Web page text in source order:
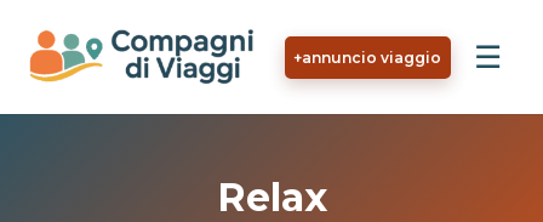
+annuncio viaggio ☰
Relax